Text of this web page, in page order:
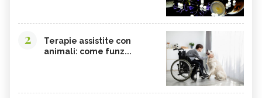
2
Terapie assistite con
animali: come funz...